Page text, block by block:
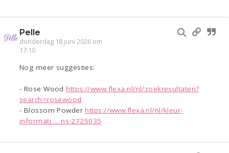
Pelle
donderdag 18 juni 2026 om
17:10
Nog meer suggesties:
- Rose Woodhttps://www.flexa.nl/nl/zoekresultaten?
search=rosewood
- Blossom Powderhttps://www.flexa.nl/nl/kleur-
informati ... ns-2725035